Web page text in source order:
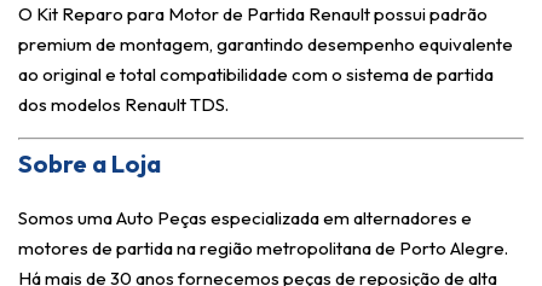
O Kit Reparo para Motor de Partida Renault possui padrão
premium de montagem, garantindo desempenho equivalente
ao original e total compatibilidade com o sistema de partida
dos modelos Renault TDS.
Sobre a Loja
Somos uma Auto Peças especializada em alternadores e
motores de partida na região metropolitana de Porto Alegre.
Há mais de 30 anos fornecemos peças de reposição de alta